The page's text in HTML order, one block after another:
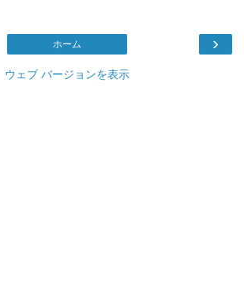
›
ホーム
ウェブ バージョンを表示